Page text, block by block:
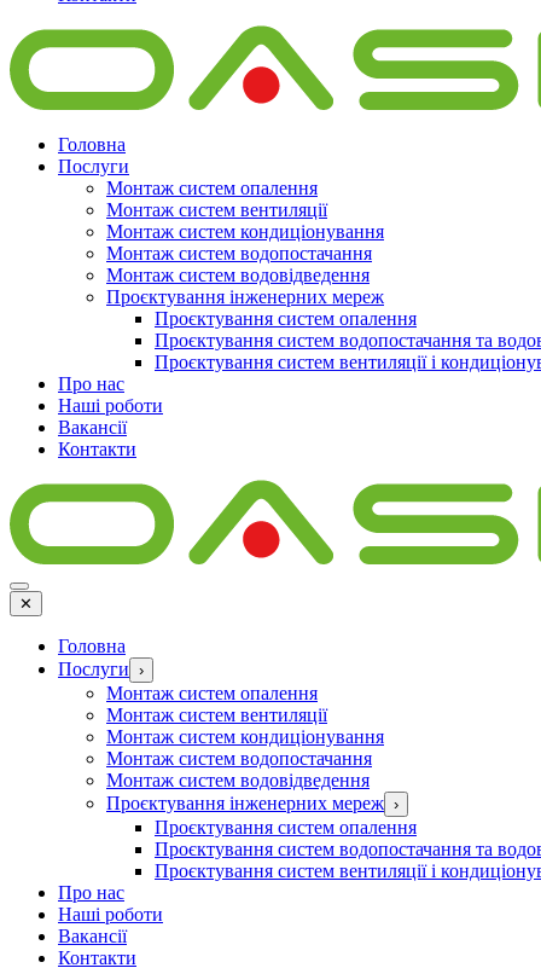
Головна
Послуги
Монтаж систем опалення
Монтаж систем вентиляції
Монтаж систем кондиціонування
Монтаж систем водопостачання
Монтаж систем водовідведення
Проєктування інженерних мереж
Проєктування систем опалення
Проєктування систем водопостачання та
Проєктування систем вентиляції і
Про нас
Наші роботи
Вакансії
Контакти
✕
Головна
Послуги ›
Монтаж систем опалення
Монтаж систем вентиляції
Монтаж систем кондиціонування
Монтаж систем водопостачання
Монтаж систем водовідведення
Проєктування інженерних мереж ›
Проєктування систем опалення
Проєктування систем водопостачання та
Проєктування систем вентиляції і
Про нас
Наші роботи
Вакансії
Контакти